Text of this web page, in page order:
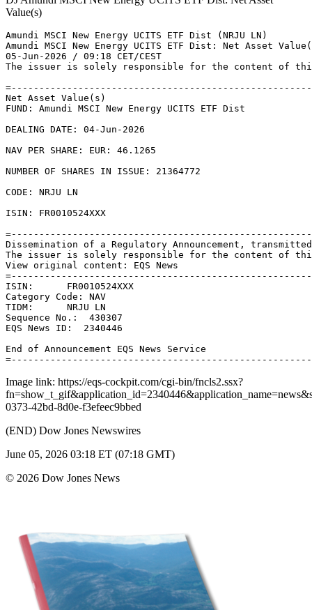
Value(s)
Amundi MSCI New Energy UCITS ETF Dist (NRJU LN)
Amundi MSCI New Energy UCITS ETF Dist: Net Asset
05-Jun-2026 / 09:18 CET/CEST
The issuer is solely responsible for the content of
Net Asset Value(s)
FUND: Amundi MSCI New Energy UCITS ETF Dist
DEALING DATE: 04-Jun-2026
NAV PER SHARE: EUR: 46.1265
NUMBER OF SHARES IN ISSUE: 21364772
CODE: NRJU LN
ISIN: FR0010524XXX
Dissemination of a Regulatory Announcement,
The issuer is solely responsible for the content of
View original content: EQS News
ISIN:      FR0010524XXX
Category Code: NAV
TIDM:      NRJU LN
Sequence No.:  430307
EQS News ID:  2340446
End of Announcement EQS News Service
Image link: https://eqs-cockpit.com/cgi-bin/fncls2.ssx?
0373-42bd-8d0e-f3efeec9bbed
(END) Dow Jones Newswires
June 05, 2026 03:18 ET (07:18 GMT)
© 2026 Dow Jones News